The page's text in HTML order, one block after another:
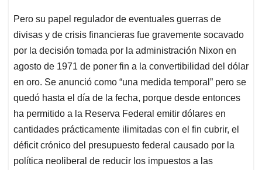
Pero su papel regulador de eventuales guerras de
divisas y de crisis financieras fue gravemente socavado
por la decisión tomada por la administración Nixon en
agosto de 1971 de poner fin a la convertibilidad del dólar
en oro. Se anunció como “una medida temporal” pero se
quedó hasta el día de la fecha, porque desde entonces
ha permitido a la Reserva Federal emitir dólares en
cantidades prácticamente ilimitadas con el fin cubrir, el
déficit crónico del presupuesto federal causado por la
política neoliberal de reducir los impuestos a las